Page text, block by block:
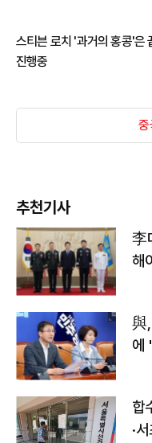
스티븐 로치 '과거의 홍콩'은
진행중
중
추천기사
李
해
與
에
합
·